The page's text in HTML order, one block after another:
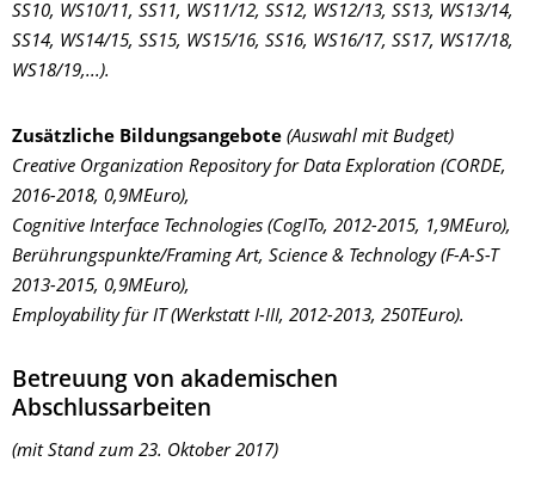
SS10, WS10/11, SS11, WS11/12, SS12, WS12/13, SS13, WS13/14,
SS14, WS14/15, SS15, WS15/16, SS16, WS16/17, SS17, WS17/18,
WS18/19,...).
Zusätzliche Bildungsangebote (Auswahl mit Budget)
Creative Organization Repository for Data Exploration (CORDE,
2016-2018, 0,9MEuro),
Cognitive Interface Technologies (CogITo, 2012-2015, 1,9MEuro),
Berührungspunkte/Framing Art, Science & Technology (F-A-S-T
2013-2015, 0,9MEuro),
Employability für IT (Werkstatt I-III, 2012-2013, 250TEuro).
Betreuung von akademischen
Abschlussarbeiten
(mit Stand zum 23. Oktober 2017)